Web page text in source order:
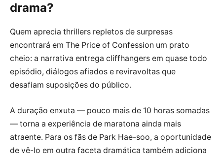
drama?
Quem aprecia thrillers repletos de surpresas
encontrará em The Price of Confession um prato
cheio: a narrativa entrega cliffhangers em quase todo
episódio, diálogos afiados e reviravoltas que
desafiam suposições do público.
A duração enxuta — pouco mais de 10 horas somadas
— torna a experiência de maratona ainda mais
atraente. Para os fãs de Park Hae-soo, a oportunidade
de vê-lo em outra faceta dramática também adiciona